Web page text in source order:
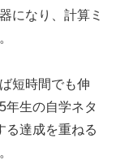
になり、計算ミ
短時間でも伸
年生の自学ネタ
る達成を重ねる